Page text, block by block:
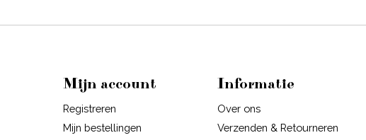
Mijn account
Registreren
Mijn bestellingen
Informatie
Over ons
Verzenden & Retourneren